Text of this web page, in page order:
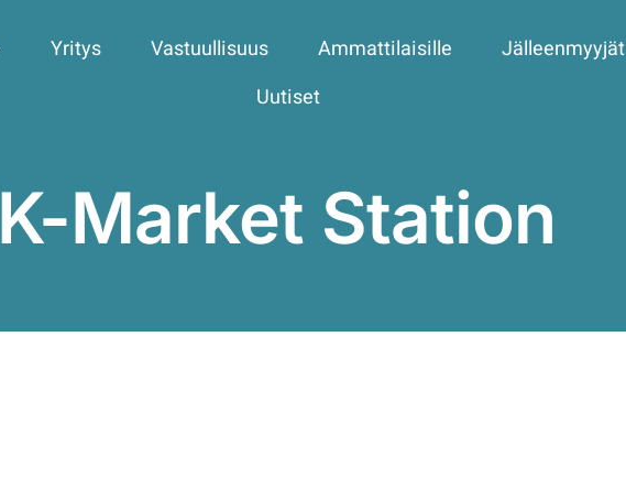
Yritys Vastuullisuus Ammattilaisille
Jälleenmyyjät
Uutiset
K-Market Station